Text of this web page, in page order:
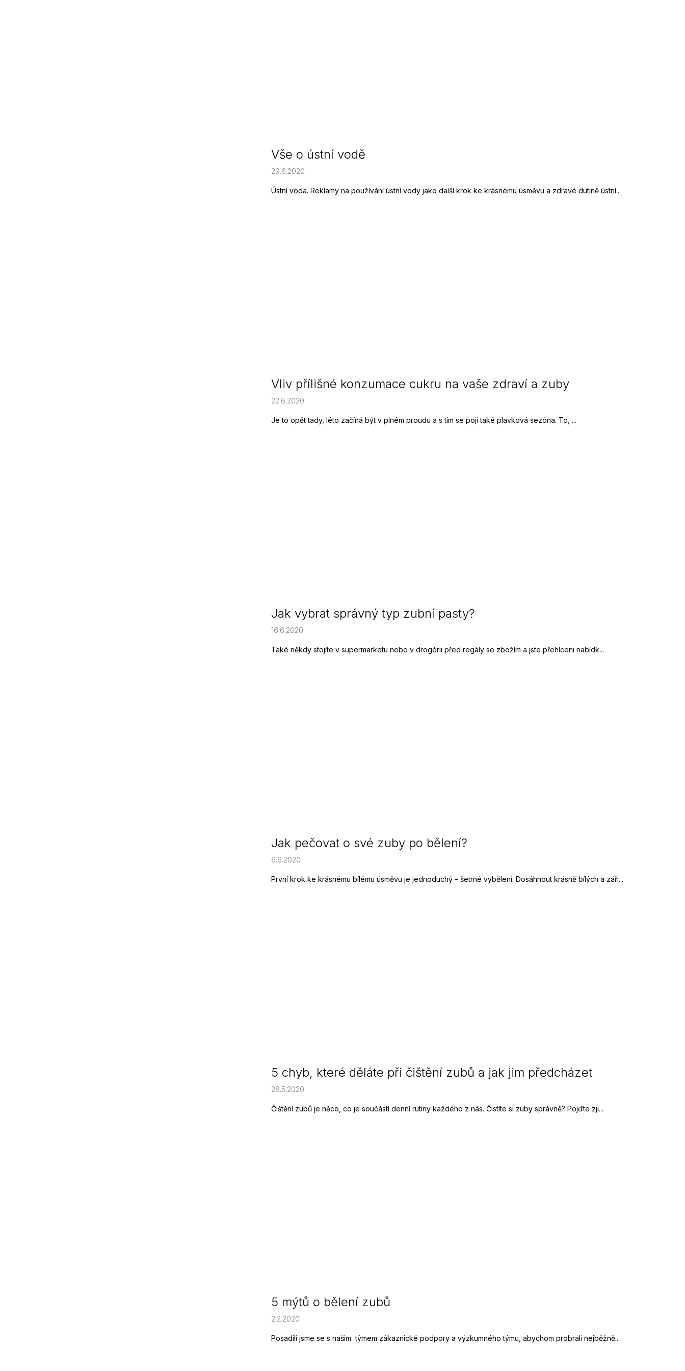
Vše o ústní vodě
29.6.2020
Ústní voda. Reklamy na používání ústní vody jako další krok ke krásnému úsměvu a zdravé dutině ústní...
Vliv přílišné konzumace cukru na vaše zdraví a zuby
22.6.2020
Je to opět tady, léto začíná být v plném proudu a s tím se pojí také plavková sezóna. To, ...
Jak vybrat správný typ zubní pasty?
16.6.2020
Také někdy stojíte v supermarketu nebo v drogérii před regály se zbožím a jste přehlceni nabídk...
Jak pečovat o své zuby po bělení?
6.6.2020
První krok ke krásnému bílému úsměvu je jednoduchý – šetrné vybělení. Dosáhnout krásně bílých a záři...
5 chyb, které děláte při čištění zubů a jak jim předcházet
28.5.2020
Čištění zubů je něco, co je součástí denní rutiny každého z nás. Čistíte si zuby správně? Pojďte zji...
5 mýtů o bělení zubů
2.2.2020
Posadili jsme se s našim týmem zákaznické podpory a výzkumného týmu, abychom probrali nejběžně...